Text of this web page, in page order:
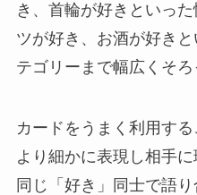
き、首輪が好きといっ
ツが好き、お酒が好き
テゴリーまで幅広くそろ
カードをうまく利用す
より細かに表現し相手に
同じ「好き」同士で語